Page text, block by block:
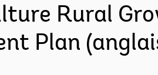
Rural
Plan